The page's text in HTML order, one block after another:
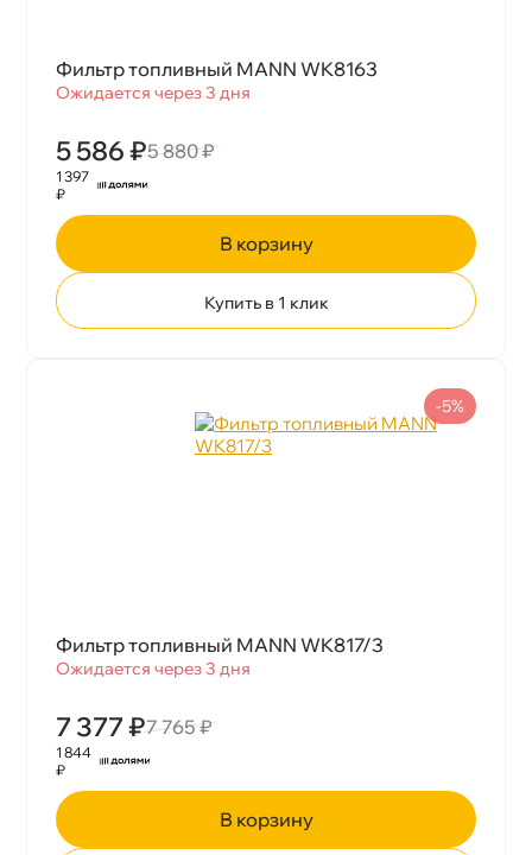
Фильтр топливный MANN WK8163
Ожидается через 3 дня
5 586 ₽5 880 ₽
1 397
₽
корзину
Купить в 1 клик
Фильтр топливный MANN WK817/3
Ожидается через 3 дня
7 377 ₽7 765 ₽
-5%
1 844
₽
корзину